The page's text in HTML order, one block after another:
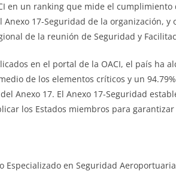
en un ranking que mide el
Anexo 17-Seguridad de la organización,
de la reunión de Seguridad y
en el portal de la OACI, el país ha
de los elementos críticos y un
Anexo 17. El Anexo 17-Seguridad
los Estados miembros para
en Seguridad Aeroportuaria